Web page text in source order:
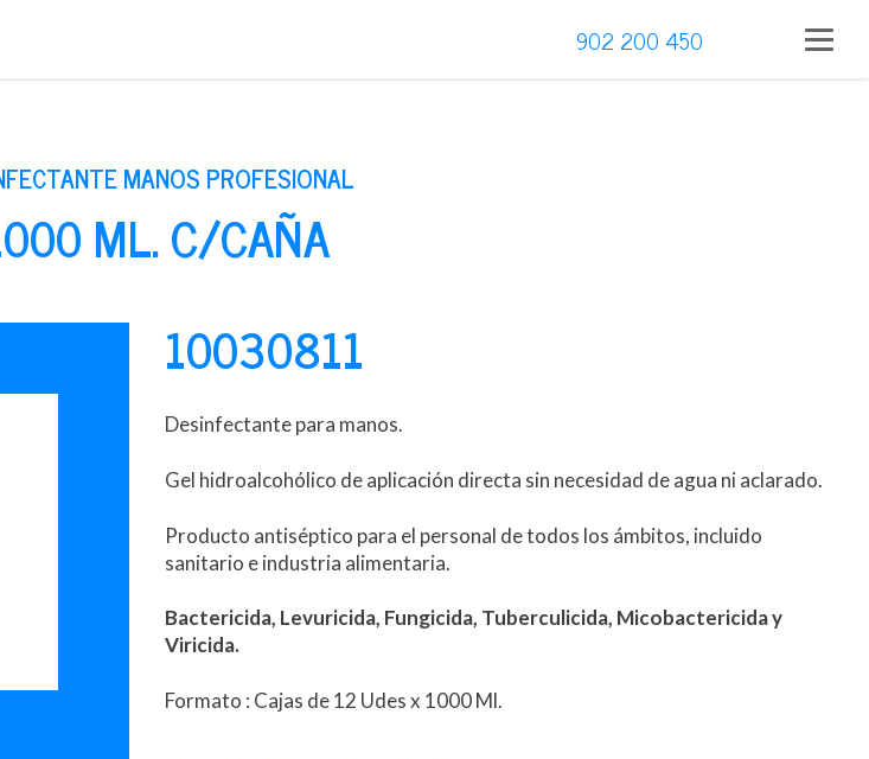
902 200 450
MANOS PROFESIONAL
ML. C/CAÑA
10030811
Desinfectante para manos.
Gel hidroalcohólico de aplicación directa sin necesidad de agua ni aclarado.
Producto antiséptico para el personal de todos los ámbitos, incluido
sanitario e industria alimentaria.
Bactericida, Levuricida, Fungicida, Tuberculicida, Micobactericida y
Viricida.
Formato : Cajas de 12 Udes x 1000 Ml.